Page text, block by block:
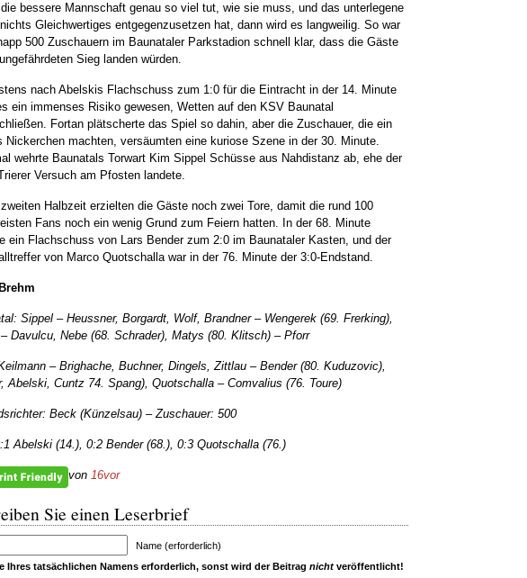
bessere Mannschaft genau so viel tut, wie sie muss, und das unterlegene
Gleichwertiges entgegenzusetzen hat, dann wird es langweilig. So war
500 Zuschauern im Baunataler Parkstadion schnell klar, dass die Gäste
Sieg landen würden.
nach Abelskis Flachschuss zum 1:0 für die Eintracht in der 14. Minute
ein immenses Risiko gewesen, Wetten auf den KSV Baunatal
Fortan plätscherte das Spiel so dahin, aber die Zuschauer, die ein
Nickerchen machten, versäumten eine kuriose Szene in der 30. Minute.
wehrte Baunatals Torwart Kim Sippel Schüsse aus Nahdistanz ab, ehe der
Versuch am Pfosten landete.
zweiten Halbzeit erzielten die Gäste noch zwei Tore, damit die rund 100
Fans noch ein wenig Grund zum Feiern hatten. In der 68. Minute
ein Flachschuss von Lars Bender zum 2:0 im Baunataler Kasten, und der
von Marco Quotschalla war in der 76. Minute der 3:0-Endstand.
Sippel – Heussner, Borgardt, Wolf, Brandner – Wengerek (69. Frerking),
Davulcu, Nebe (68. Schrader), Matys (80. Klitsch) – Pforr
– Brighache, Buchner, Dingels, Zittlau – Bender (80. Kuduzovic),
Abelski, Cuntz 74. Spang), Quotschalla – Comvalius (76. Toure)
Beck (Künzelsau) – Zuschauer: 500
Abelski (14.), 0:2 Bender (68.), 0:3 Quotschalla (76.)
von 16vor
Sie einen Leserbrief
Name (erforderlich)
Ihres tatsächlichen Namens erforderlich, sonst wird der Beitrag nicht veröffentlicht!